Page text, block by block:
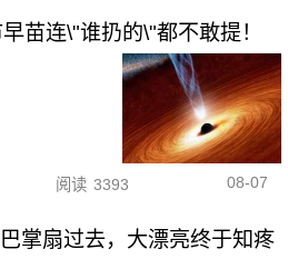
苗连\"谁扔的\"都不敢提！
阅读 3393 08-07
掌扇过去，大漂亮终于知疼